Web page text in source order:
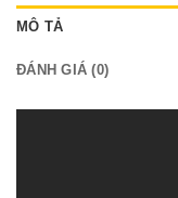
MÔ TẢ
ĐÁNH GIÁ (0)